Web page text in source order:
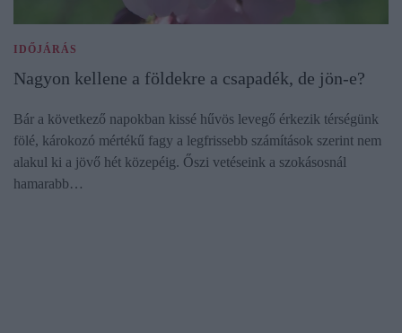
IDŐJÁRÁS
Nagyon kellene a földekre a csapadék, de jön-e?
Bár a következő napokban kissé hűvös levegő érkezik térségünk
fölé, károkozó mértékű fagy a legfrissebb számítások szerint nem
alakul ki a jövő hét közepéig. Őszi vetéseink a szokásosnál
hamarabb…